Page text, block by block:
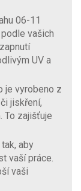
06-11
vašich
UV a
je vyrobeno z
jiskření,
To zajišťuje
aby
vaší práce.
vaši